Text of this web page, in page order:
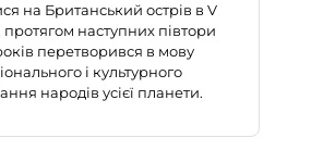
на Британський острів в V
протягом наступних півтори
перетворився в мову
і культурного
народів усієї планети.